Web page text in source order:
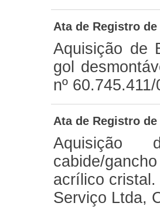
Ata de Registro de
Aquisição de
gol
nº
Ata de Registro de
cabide/
acrílico
Serviço Ltda,